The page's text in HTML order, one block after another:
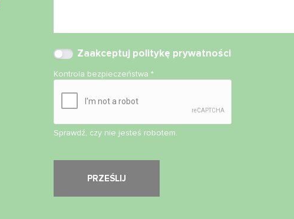
Zaakceptuj politykę prywatności
Kontrola bezpieczeństwa*
Sprawdź, czy nie jesteś robotem.